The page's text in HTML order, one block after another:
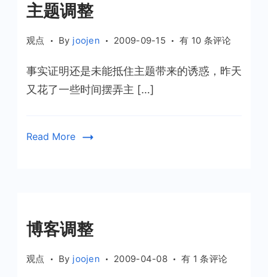
主题调整
观点 By joojen 2009-09-15
主
调
有 10 条评论
事实证明还是未能抵住主题带来的诱惑，昨天
又花了一些时间摆弄主 […]
Read More
博客调整
观点 By joojen 2009-04-08
博
有 1 条评论